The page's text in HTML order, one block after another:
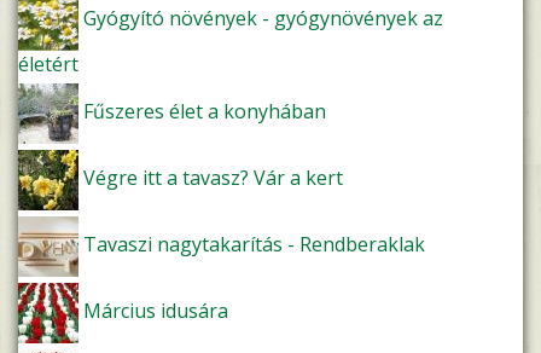
Gyógyító növények - gyógynövények az
életért
Fűszeres élet a konyhában
Végre itt a tavasz? Vár a kert
Tavaszi nagytakarítás - Rendberaklak
Március idusára